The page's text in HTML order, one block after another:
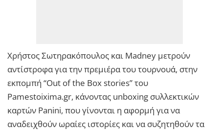
Χρήστος Σωτηρακόπουλος και Madney μετρούν
αντίστροφα για την πρεμιέρα του τουρνουά, στην
εκπομπή “Out of the Box stories” του
Pamestoixima.gr, κάνοντας unboxing συλλεκτικών
καρτών Panini, που γίνονται η αφορμή για να
αναδειχθούν ωραίες ιστορίες και να συζητηθούν τα